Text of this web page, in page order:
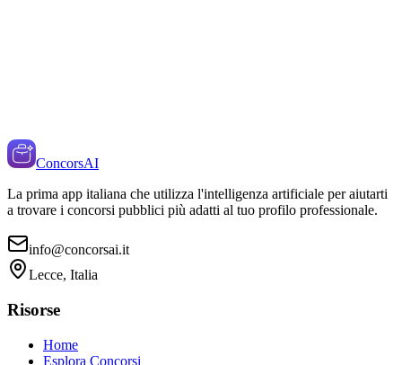
ConcorsAI
La prima app italiana che utilizza l'intelligenza artificiale per aiutarti
a trovare i concorsi pubblici più adatti al tuo profilo professionale.
info@concorsai.it
Lecce, Italia
Risorse
Home
Esplora Concorsi